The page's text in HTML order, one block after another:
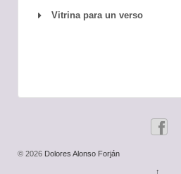
Vitrina para un verso
© 2026 Dolores Alonso Forján
↑